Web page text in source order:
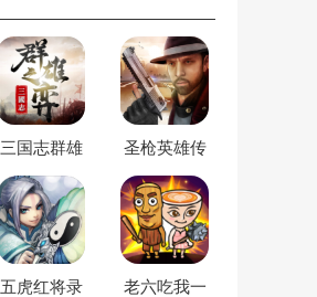
三国志群雄
圣枪英雄传
五虎红将录
老六吃我一